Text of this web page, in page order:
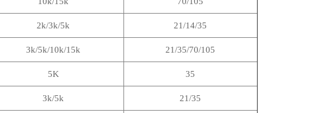
2k/3k/5k 21/14/35
3k/5k/10k/15k 21/35/70/105
5K 35
3k/5k 21/35